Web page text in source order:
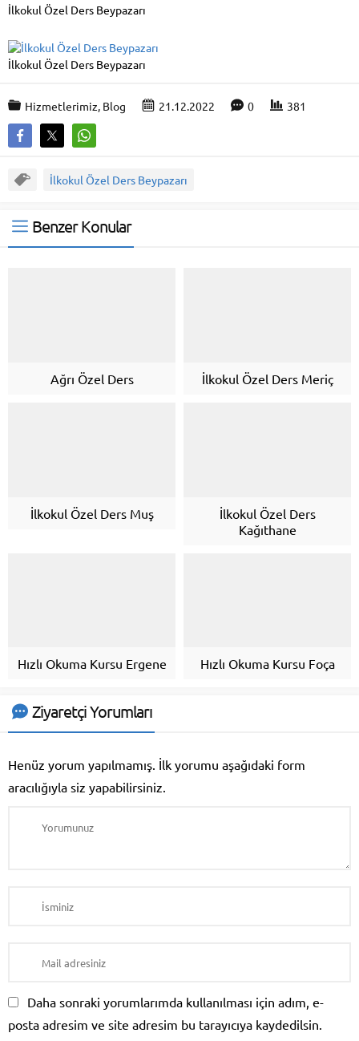
İlkokul Özel Ders Beypazarı
İlkokul Özel Ders Beypazarı
Hizmetlerimiz, Blog 21.12.2022 0 381
İlkokul Özel Ders Beypazarı
Benzer Konular
Ağrı Özel Ders İlkokul Özel Ders Meriç
İlkokul Özel Ders Muş
İlkokul Özel Ders
Kağıthane
Hızlı Okuma Kursu Ergene Hızlı Okuma Kursu Foça
Ziyaretçi Yorumları
Henüz yorum yapılmamış. İlk yorumu aşağıdaki form
aracılığıyla siz yapabilirsiniz.
Daha sonraki yorumlarımda kullanılması için adım, e-
posta adresim ve site adresim bu tarayıcıya kaydedilsin.